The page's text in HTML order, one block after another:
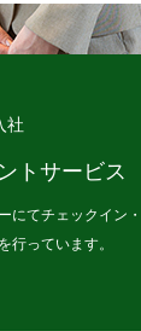
社
トサービス
にてチェックイン
行っています。